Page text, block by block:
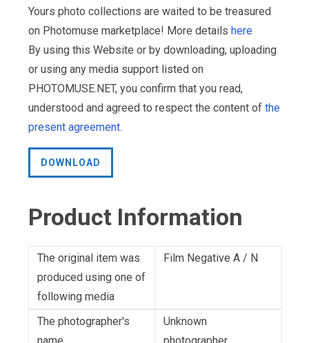
Yours photo collections are waited to be treasured
on Photomuse marketplace! More details here
By using this Website or by downloading, uploading
or using any media support listed on
PHOTOMUSE.NET, you confirm that you read,
understood and agreed to respect the content of the
present agreement.
DOWNLOAD
Product Information
The original item was
produced using one of
following media
Film Negative A / N
The photographer's
Unknown